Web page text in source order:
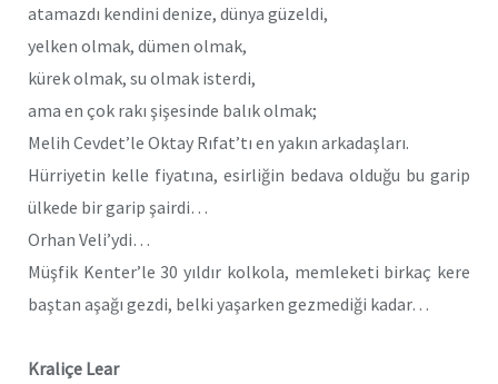
atamazdı kendini denize, dünya güzeldi,
yelken olmak, dümen olmak,
kürek olmak, su olmak isterdi,
ama en çok rakı şişesinde balık olmak;
Melih Cevdet’le Oktay Rıfat’tı en yakın arkadaşları.
Hürriyetin kelle fiyatına, esirliğin bedava olduğu bu garip
ülkede bir garip şairdi…
Orhan Veli’ydi…
Müşfik Kenter’le 30 yıldır kolkola, memleketi birkaç kere
baştan aşağı gezdi, belki yaşarken gezmediği kadar…
Kraliçe Lear